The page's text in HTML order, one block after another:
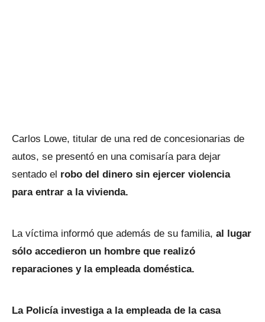
Carlos Lowe, titular de una red de concesionarias de
autos, se presentó en una comisaría para dejar
sentado el robo del dinero sin ejercer violencia
para entrar a la vivienda.
La víctima informó que además de su familia, al lugar
sólo accedieron un hombre que realizó
reparaciones y la empleada doméstica.
La Policía investiga a la empleada de la casa